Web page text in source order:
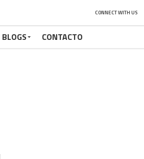
CONNECT WITH US
BLOGS CONTACTO